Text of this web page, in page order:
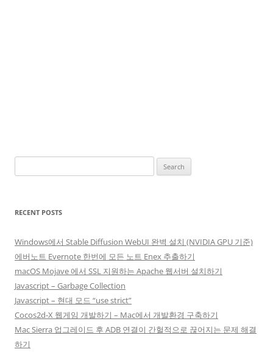
for:
RECENT POSTS
Windows에서 Stable Diffusion WebUI 완벽 설치 (NVIDIA GPU 기준)
에버노트 Evernote 한번에 모든 노트 Enex 추출하기
macOS Mojave 에서 SSL 지원하는 Apache 웹서버 설치하기
Javascript – Garbage Collection
Javascript – 현대 모드 “use strict”
Cocos2d-X 웹게임 개발하기 – Mac에서 개발환경 구축하기
Mac Sierra 업그레이드 후 ADB 연결이 간헐적으로 끊어지는 문제 해결
하기